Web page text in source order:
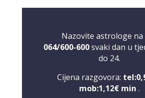
Nazovite astrologe na
064/600-600svaki dan u
do 24.
Cijena razgovora:
mob:1,12€ min .